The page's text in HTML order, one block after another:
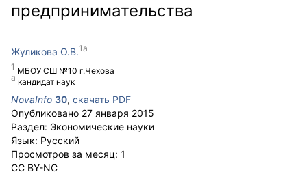
предпринимательства
Жуликова О.В.
МБОУ СШ №10 г.Чехова
кандидат наук
NovaInfo 30, скачать PDF
Опубликовано 27 января 2015
Раздел: Экономические науки
Язык: Русский
Просмотров за месяц: 1
CC BY-NC